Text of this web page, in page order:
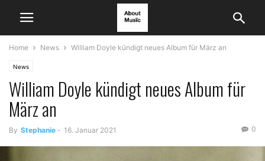
Home News William Doyle kündigt neues Album für März an
News
William Doyle kündigt neues Album für
März an
By Stephanie - 16. Januar 2021 0